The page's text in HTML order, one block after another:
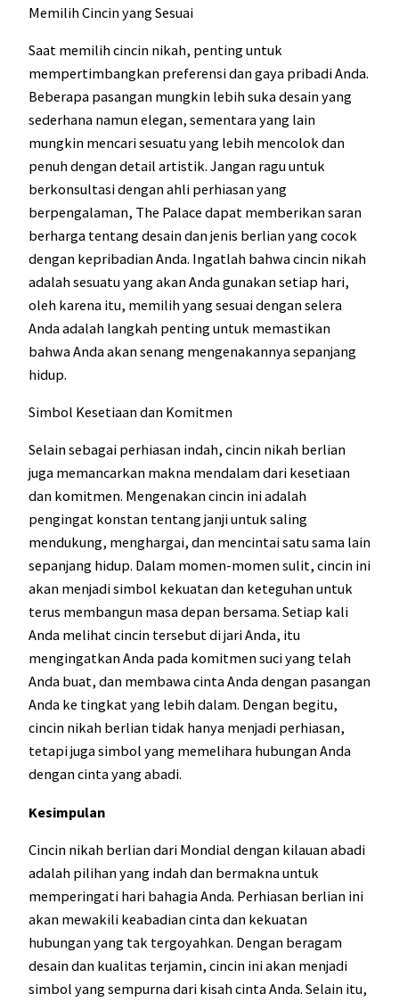
Memilih Cincin yang Sesuai
Saat memilih cincin nikah, penting untuk
mempertimbangkan preferensi dan gaya pribadi Anda.
Beberapa pasangan mungkin lebih suka desain yang
sederhana namun elegan, sementara yang lain
mungkin mencari sesuatu yang lebih mencolok dan
penuh dengan detail artistik. Jangan ragu untuk
berkonsultasi dengan ahli perhiasan yang
berpengalaman, The Palace dapat memberikan saran
berharga tentang desain dan jenis berlian yang cocok
dengan kepribadian Anda. Ingatlah bahwa cincin nikah
adalah sesuatu yang akan Anda gunakan setiap hari,
oleh karena itu, memilih yang sesuai dengan selera
Anda adalah langkah penting untuk memastikan
bahwa Anda akan senang mengenakannya sepanjang
hidup.
Simbol Kesetiaan dan Komitmen
Selain sebagai perhiasan indah, cincin nikah berlian
juga memancarkan makna mendalam dari kesetiaan
dan komitmen. Mengenakan cincin ini adalah
pengingat konstan tentang janji untuk saling
mendukung, menghargai, dan mencintai satu sama lain
sepanjang hidup. Dalam momen-momen sulit, cincin ini
akan menjadi simbol kekuatan dan keteguhan untuk
terus membangun masa depan bersama. Setiap kali
Anda melihat cincin tersebut di jari Anda, itu
mengingatkan Anda pada komitmen suci yang telah
Anda buat, dan membawa cinta Anda dengan pasangan
Anda ke tingkat yang lebih dalam. Dengan begitu,
cincin nikah berlian tidak hanya menjadi perhiasan,
tetapi juga simbol yang memelihara hubungan Anda
dengan cinta yang abadi.
Kesimpulan
Cincin nikah berlian dari Mondial dengan kilauan abadi
adalah pilihan yang indah dan bermakna untuk
memperingati hari bahagia Anda. Perhiasan berlian ini
akan mewakili keabadian cinta dan kekuatan
hubungan yang tak tergoyahkan. Dengan beragam
desain dan kualitas terjamin, cincin ini akan menjadi
simbol yang sempurna dari kisah cinta Anda. Selain itu,